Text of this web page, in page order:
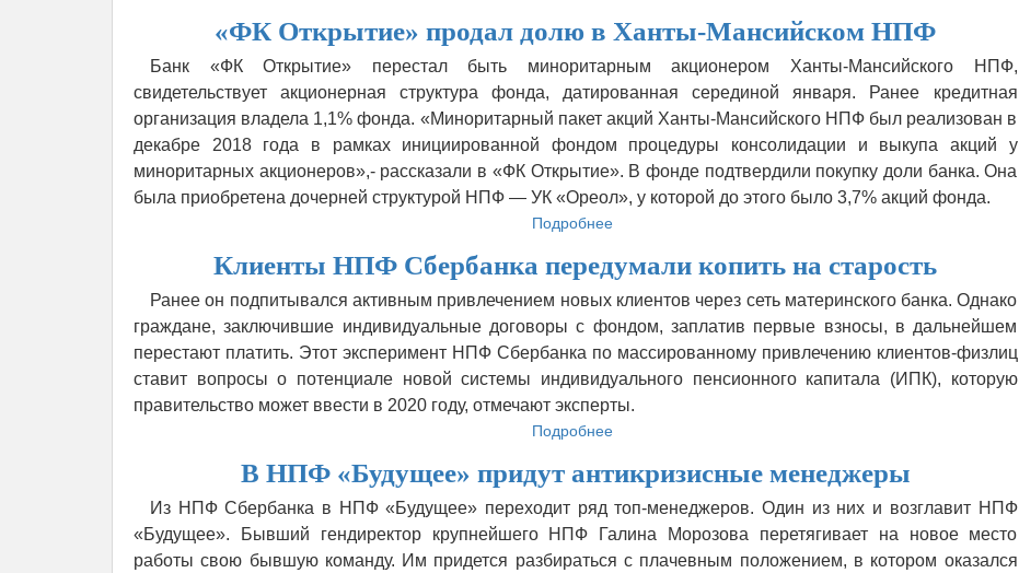
крупнейших
опасаются
оттока
клиентов
«ФК Открытие» продал долю в Ханты-Мансийском НПФ
Банк «ФК Открытие» перестал быть миноритарным акционером Ханты-Мансийского НПФ,
свидетельствует акционерная структура фонда, датированная серединой января. Ранее кредитная
организация владела 1,1% фонда. «Миноритарный пакет акций Ханты-Мансийского НПФ был реализован в
декабре 2018 года в рамках инициированной фондом процедуры консолидации и выкупа акций у
миноритарных акционеров»,- рассказали в «ФК Открытие». В фонде подтвердили покупку доли банка. Она
была приобретена дочерней структурой НПФ — УК «Ореол», у которой до этого было 3,7% акций фонда.
Подробнее
Открытие»
долю
в
Ханты-
Мансийском
НПФ
Клиенты НПФ Сбербанка передумали копить на старость
Ранее он подпитывался активным привлечением новых клиентов через сеть материнского банка. Однако
граждане, заключившие индивидуальные договоры с фондом, заплатив первые взносы, в дальнейшем
перестают платить. Этот эксперимент НПФ Сбербанка по массированному привлечению клиентов-физлиц
ставит вопросы о потенциале новой системы индивидуального пенсионного капитала (ИПК), которую
правительство может ввести в 2020 году, отмечают эксперты.
Подробнее
НПФ
передумали
копить
на
В НПФ «Будущее» придут антикризисные менеджеры
Из НПФ Сбербанка в НПФ «Будущее» переходит ряд топ-менеджеров. Один из них и возглавит НПФ
«Будущее». Бывший гендиректор крупнейшего НПФ Галина Морозова перетягивает на новое место
работы свою бывшую команду. Им придется разбираться с плачевным положением, в котором оказался